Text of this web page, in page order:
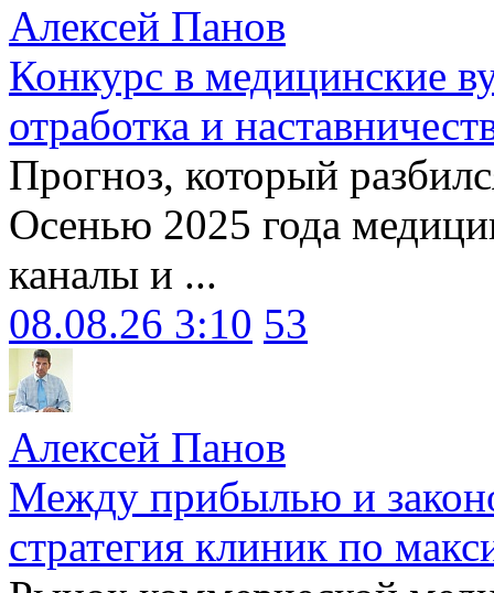
Алексей Панов
Конкурс в медицинские
отработка и
Прогноз, который
Осенью 2025 года
каналы и ...
08.08.26 3:10 53
Алексей Панов
Между прибылью и
стратегия клиник по